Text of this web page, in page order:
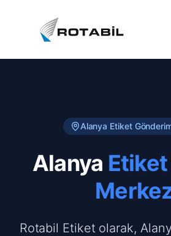
Alanya Etiket
Alanya
Rotabil Etiket olarak,